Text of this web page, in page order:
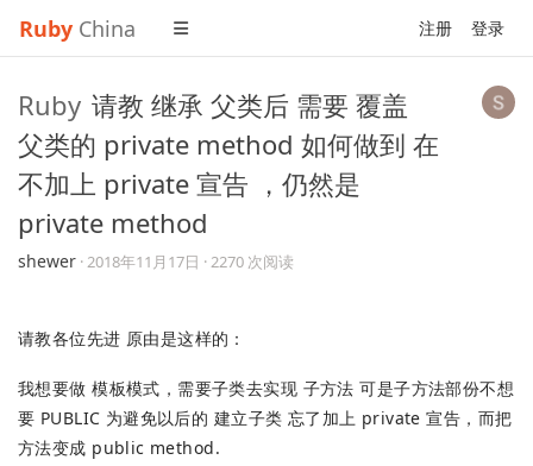
Ruby China 注册 登录
Ruby 请教 继承 父类后 需要 覆盖
父类的 private method 如何做到 在
不加上 private 宣告 ，仍然是
private method
shewer ·2018年11月17日 · 2270 次阅读
请教各位先进 原由是这样的：
我想要做 模板模式，需要子类去实现 子方法 可是子方法部份不想
要 PUBLIC 为避免以后的 建立子类 忘了加上 private 宣告，而把
方法变成 public method.